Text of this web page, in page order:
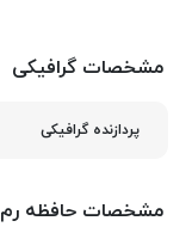
مشخصات گرافیکی
پردازنده گرافیکی
مشخصات حافظه رم